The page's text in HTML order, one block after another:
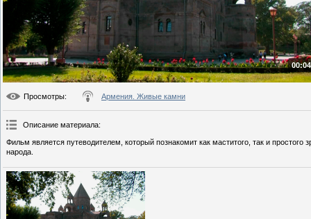
Просмотры: Армения. Живые камни
Описание материала:
Фильм является путеводителем, который познакомит как маститого, так и
народа.